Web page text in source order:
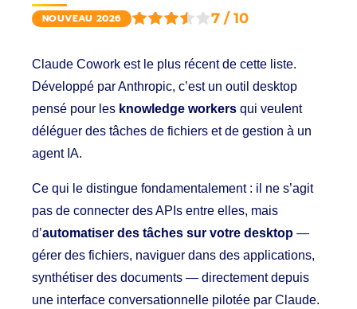
NOUVEAU 2026 7 / 10
Claude Cowork est le plus récent de cette liste.
Développé par Anthropic, c’est un outil desktop
pensé pour les knowledge workers qui veulent
déléguer des tâches de fichiers et de gestion à un
agent IA.
Ce qui le distingue fondamentalement : il ne s’agit
pas de connecter des APIs entre elles, mais
d’automatiser des tâches sur votre desktop —
gérer des fichiers, naviguer dans des applications,
synthétiser des documents — directement depuis
une interface conversationnelle pilotée par Claude.